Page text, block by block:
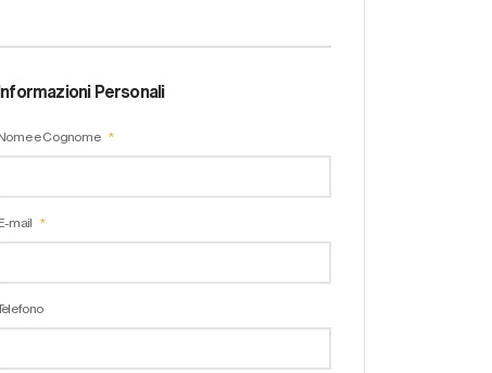
Personali
e Cognome
mail